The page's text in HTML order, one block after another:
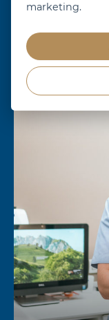
marketing.